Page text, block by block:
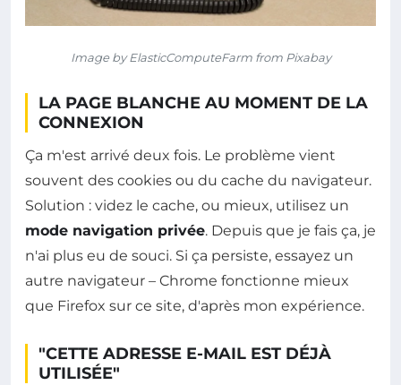
Image by ElasticComputeFarm from Pixabay
LA PAGE BLANCHE AU MOMENT DE LA
CONNEXION
Ça m'est arrivé deux fois. Le problème vient
souvent des cookies ou du cache du navigateur.
Solution : videz le cache, ou mieux, utilisez un
mode navigation privée. Depuis que je fais ça, je
n'ai plus eu de souci. Si ça persiste, essayez un
autre navigateur – Chrome fonctionne mieux
que Firefox sur ce site, d'après mon expérience.
"CETTE ADRESSE E-MAIL EST DÉJÀ
UTILISÉE"